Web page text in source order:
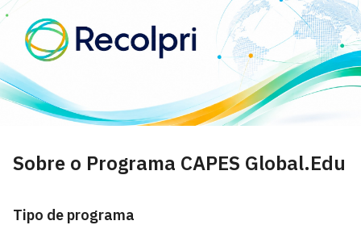
Sobre o Programa CAPES Global.Edu
Tipo de programa